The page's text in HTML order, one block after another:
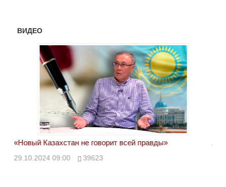
ВИДЕО
«Новый Казахстан не говорит всей правды»
29.10.2024 09:00 39623